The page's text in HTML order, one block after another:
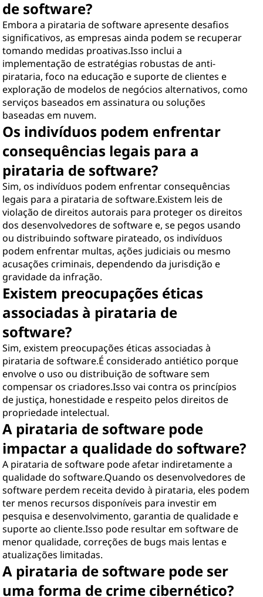
de software?
Embora a pirataria de software apresente desafios
significativos, as empresas ainda podem se recuperar
tomando medidas proativas.Isso inclui a
implementação de estratégias robustas de anti-
pirataria, foco na educação e suporte de clientes e
exploração de modelos de negócios alternativos, como
serviços baseados em assinatura ou soluções
baseadas em nuvem.
Os indivíduos podem enfrentar
consequências legais para a
pirataria de software?
Sim, os indivíduos podem enfrentar consequências
legais para a pirataria de software.Existem leis de
violação de direitos autorais para proteger os direitos
dos desenvolvedores de software e, se pegos usando
ou distribuindo software pirateado, os indivíduos
podem enfrentar multas, ações judiciais ou mesmo
acusações criminais, dependendo da jurisdição e
gravidade da infração.
Existem preocupações éticas
associadas à pirataria de
software?
Sim, existem preocupações éticas associadas à
pirataria de software.É considerado antiético porque
envolve o uso ou distribuição de software sem
compensar os criadores.Isso vai contra os princípios
de justiça, honestidade e respeito pelos direitos de
propriedade intelectual.
A pirataria de software pode
impactar a qualidade do software?
A pirataria de software pode afetar indiretamente a
qualidade do software.Quando os desenvolvedores de
software perdem receita devido à pirataria, eles podem
ter menos recursos disponíveis para investir em
pesquisa e desenvolvimento, garantia de qualidade e
suporte ao cliente.Isso pode resultar em software de
menor qualidade, correções de bugs mais lentas e
atualizações limitadas.
A pirataria de software pode ser
uma forma de crime cibernético?